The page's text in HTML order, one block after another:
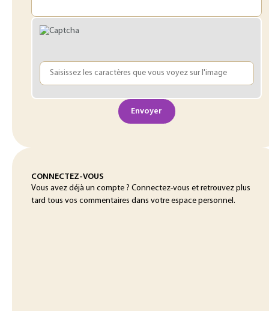
Envoyer
CONNECTEZ-VOUS
Vous avez déjà un compte ? Connectez-vous et retrouvez plus
tard tous vos commentaires dans votre espace personnel.